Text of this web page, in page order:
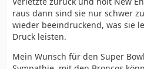
raus dann sind sie nur schwer
wieder beeindruckend, was sie
Druck leisten.
Mein Wunsch für den Super